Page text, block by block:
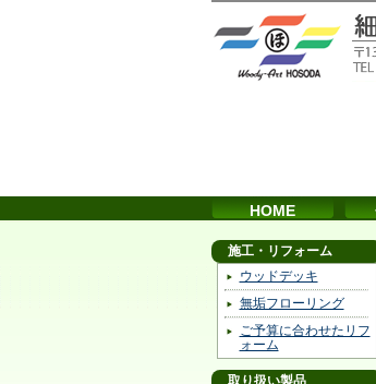
HOME
施工・リフォーム
ウッドデッキ
無垢フローリング
ご予算に合わせたリフ
ォーム
取り扱い製品